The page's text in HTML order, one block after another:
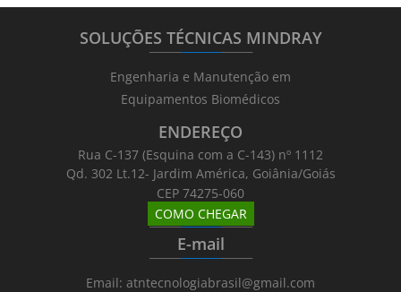
SOLUÇÕES TÉCNICAS MINDRAY
_______________________
Engenharia e Manutenção em
Equipamentos Biomédicos
ENDEREÇO
Rua C-137 (Esquina com a C-143) nº 1112
Qd. 302 Lt.12- Jardim América, Goiânia/Goiás
CEP 74275-060
COMO CHEGAR
_______________________
E-mail
_______________________
Email: atntecnologiabrasil@gmail.com